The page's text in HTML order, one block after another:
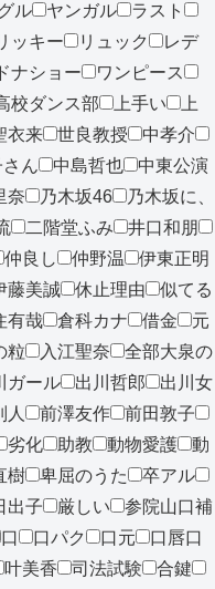
ル ヤンガル
ラスト
ッキー リュック
レデ
ナショー
ワンピース
校ダンス部 上手い
上
衣来 世良教授
中孝介
ん
中島哲也
中東公演
奈 乃木坂46
乃木坂に、
二階堂ふみ
井口和朋
仲良し 仲野温
伊東正明
藤美誠 休止理由
似てる
有哉 倉科カナ 借金
元
粒 入江聖奈
全部大泉の
ガール 出川哲郎
出川女
人 前澤友作
前田敦子
劣化 助教 動物愛護
動
樹 卑屈のうた
卒アル
出子 厳しい
参院山口補
口 口パク 口元
口唇口
叶美香 司法試験
合鍵